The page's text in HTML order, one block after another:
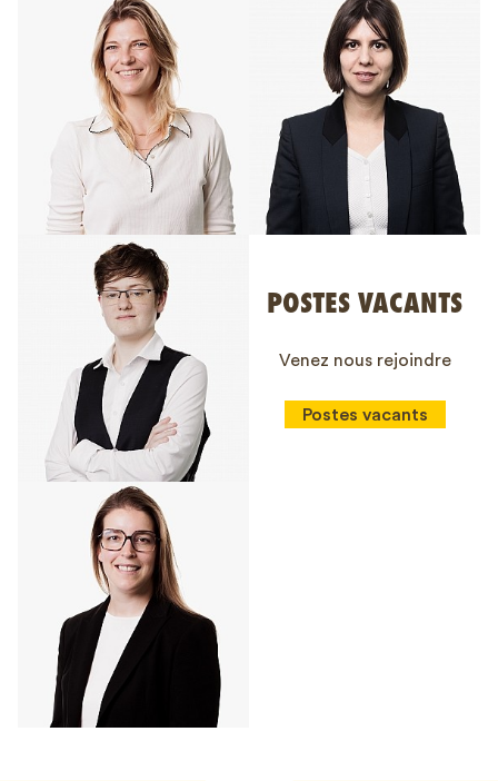
POSTES VACANTS
Venez nous rejoindre
Postes vacants